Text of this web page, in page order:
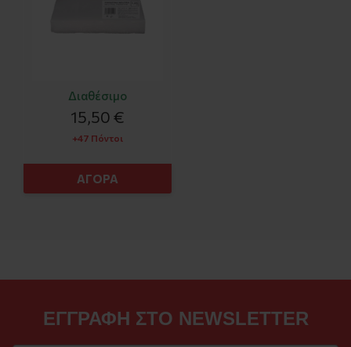
Διαθέσιμο
15,50 €
+47 Πόντοι
ΑΓΟΡΑ
ΕΓΓΡΑΦΗ ΣΤΟ NEWSLETTER